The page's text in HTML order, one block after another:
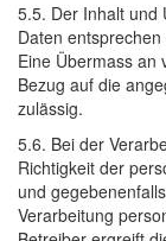
5.5. Der Inhalt und
Daten
Eine Übermass an
Bezug auf die
zulässig.
5.6. Bei der
Richtigkeit der
und
Verarbeitung